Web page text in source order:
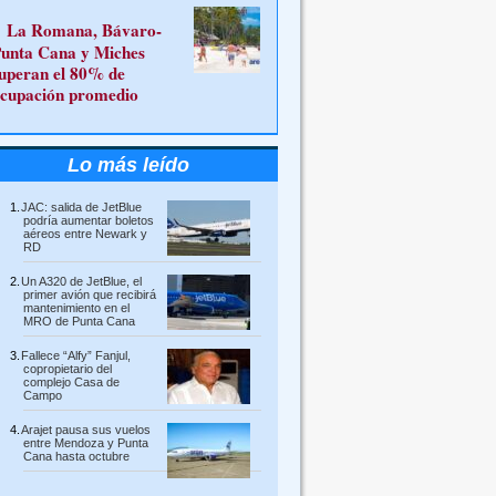
La Romana, Bávaro-
Cana y Miches
el 80% de
promedio
Lo más leído
JAC: salida de JetBlue
podría aumentar boletos
aéreos entre Newark y
RD
Un A320 de JetBlue, el
primer avión que recibirá
mantenimiento en el
MRO de Punta Cana
Fallece “Alfy” Fanjul,
copropietario del
complejo Casa de
Campo
Arajet pausa sus vuelos
entre Mendoza y Punta
Cana hasta octubre